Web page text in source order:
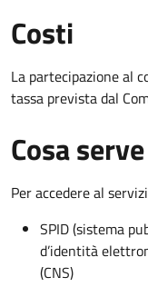
Costi
La partecipazione al
tassa prevista dal
Cosa serve
Per accedere al
SPID (sistema
d’identità
(CNS)